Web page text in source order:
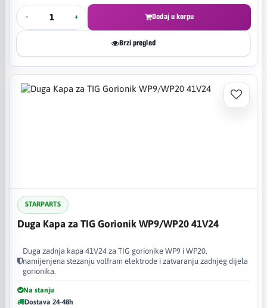
- + Dodaj u korpu
Brzi pregled
STARPARTS
Duga Kapa za TIG Gorionik WP9/WP20 41V24
Duga zadnja kapa 41V24 za TIG gorionike WP9 i WP20,
namijenjena stezanju volfram elektrode i zatvaranju zadnjeg dijela
gorionika.
Na stanju
Dostava 24-48h